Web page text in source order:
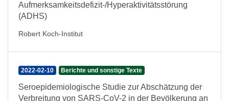
Aufmerksamkeitsdefizit-/Hyperaktivitätsstörung
(ADHS)
Robert Koch-Institut
2022-02-10 Berichte und sonstige Texte
Seroepidemiologische Studie zur Abschätzung der
Verbreitung von SARS-CoV-2 in der Bevölkerung an